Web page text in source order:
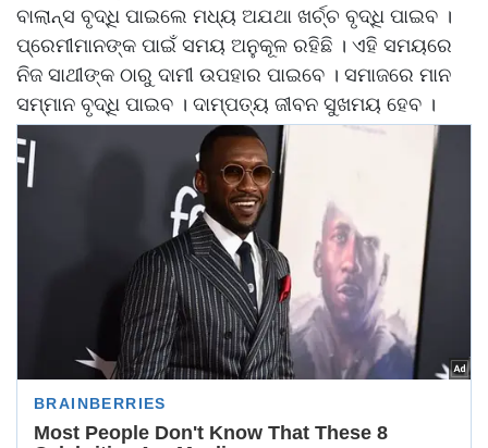
ବାଲାନ୍ସ ବୃଦ୍ଧି ପାଇଲେ ମଧ୍ୟ ଅଯଥା ଖର୍ଚ୍ଚ ବୃଦ୍ଧି ପାଇବ ।
ପ୍ରେମୀମାନଙ୍କ ପାଇଁ ସମୟ ଅନୁକୂଳ ରହିଛି । ଏହି ସମୟରେ
ନିଜ ସାଥୀଙ୍କ ଠାରୁ ଦାମୀ ଉପହାର ପାଇବେ । ସମାଜରେ ମାନ
ସମ୍ମାନ ବୃଦ୍ଧି ପାଇବ । ଦାମ୍ପତ୍ୟ ଜୀବନ ସୁଖମୟ ହେବ ।